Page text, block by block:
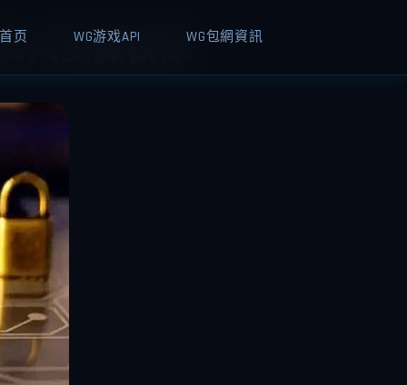
首页 WG游戏API WG包網資訊
5大实操铁律